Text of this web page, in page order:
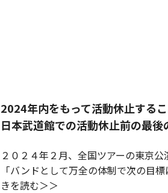
2024年内をもって活動休止する
日本武道館での活動休止前の最
２０２４年２月、全国ツアーの東京
「バンドとして万全の体制で次の目
きを読む